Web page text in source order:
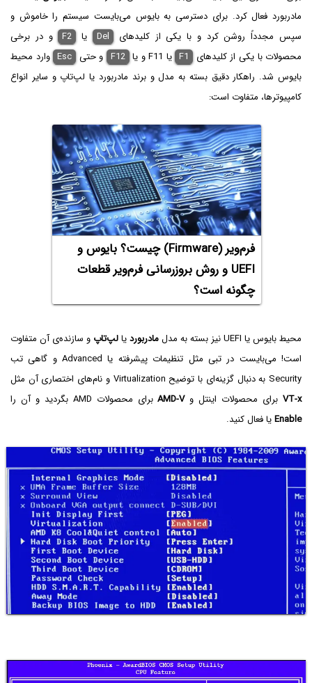
مادربورد فعال کرد. برای دسترسی به بایوس می‌بایست سیستم را خاموش و
سپس مجدداً روشن کرد و با یکی از کلید‌های Del‌ یا F2 و در برخی
محصولات با یکی از کلیدهای F1‌ یا F11 و یا F12 و حتی Esc وارد محیط
بایوس شد. راهکار دقیق بسته به مدل و برند مادربورد یا لپ‌تاپ و سایر انواع
کامپیوترها، متفاوت است:
فرم‌ویر (Firmware) چیست؟ بایوس و
UEFI و روش بروزرسانی فرم‌ویر قطعات
چگونه است؟
محیط بایوس یا UEFI نیز بسته به مدل مادربوردیالپ‌تاپ و سازنده‌ی آن متفاوت
است! می‌بایست در تبی مثل تنظیمات پیشرفته یا Advanced و گاهی تب
Security‌ به دنبال گزینه‌ای با توضیح Virtualization و نام‌های اختصاری آن مثل
VT-xبرای محصولات اینتل وAMD-Vبرای محصولات AMD بگردید و آن را
Enableیا فعال کنید.